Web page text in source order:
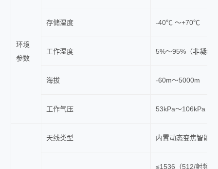
环境
参数
存储温度 -40℃ ～+70℃
工作湿度 5%～95%（非凝结
海拔 -60m～5000m
工作气压 53kPa～106kPa
天线类型 内置动态变焦智能
≤1536（512/射频）